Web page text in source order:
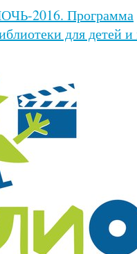
2016. Программа
для детей